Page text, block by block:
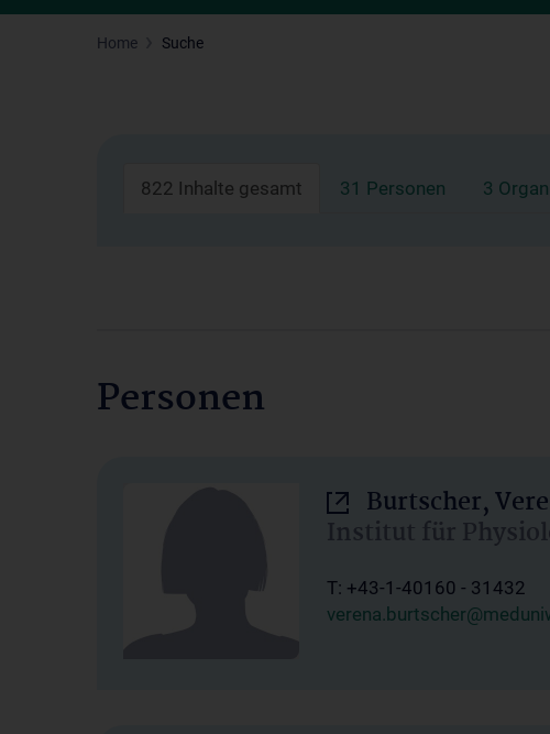
Home Suche
822 Inhalte gesamt 31 Personen 3
Personen
Burtscher,
Institut für
T: +43-1-40160 - 31432